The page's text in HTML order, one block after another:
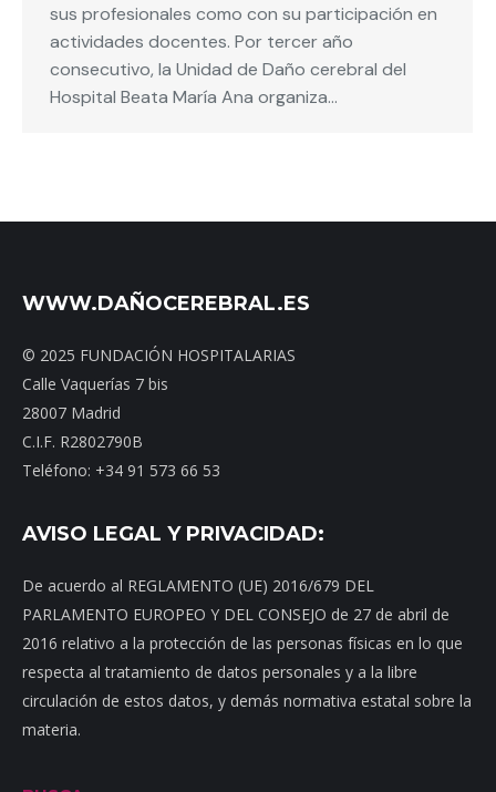
sus profesionales como con su participación en
actividades docentes. Por tercer año
consecutivo, la Unidad de Daño cerebral del
Hospital Beata María Ana organiza…
WWW.DAÑOCEREBRAL.ES
© 2025 FUNDACIÓN HOSPITALARIAS
Calle Vaquerías 7 bis
28007 Madrid
C.I.F. R2802790B
Teléfono: +34 91 573 66 53
AVISO LEGAL Y PRIVACIDAD:
De acuerdo al REGLAMENTO (UE) 2016/679 DEL
PARLAMENTO EUROPEO Y DEL CONSEJO de 27 de abril de
2016 relativo a la protección de las personas físicas en lo que
respecta al tratamiento de datos personales y a la libre
circulación de estos datos, y demás normativa estatal sobre la
materia.